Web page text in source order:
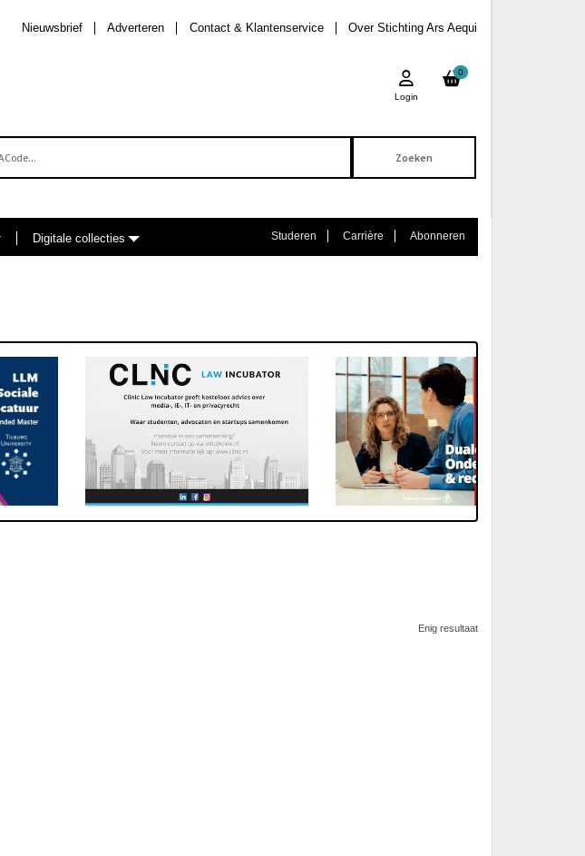
Over Stichting Ars Aequi
Contact & Klantenservice
Adverteren
Nieuwsbrief
0
Login
Digitale collecties Studeren Carrière Abonneren
Enig resultaat